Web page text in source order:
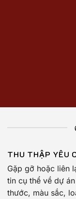
THU THẬP YÊU
Gặp gỡ hoặc liên
tin cụ thể về dự
thước, màu sắc,